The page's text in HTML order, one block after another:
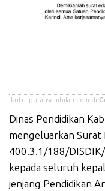
Ikuti liputansembilan.com di
Dinas Pendidikan
mengeluarkan Surat
400.3.1/188/
kepada seluruh
jenjang Pendidikan